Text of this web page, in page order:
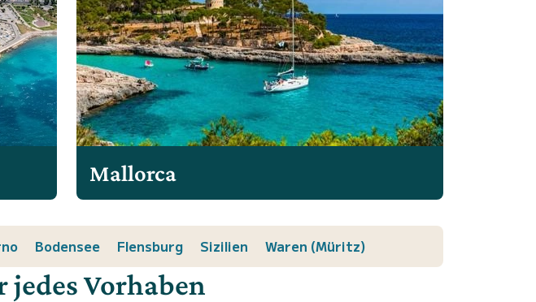
Mallorca
Bodensee Flensburg Sizilien Waren (Müritz)
jedes Vorhaben